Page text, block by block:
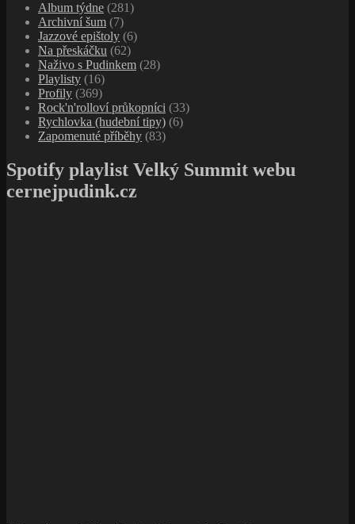
Album týdne (281)
Archivní šum (7)
Jazzové epištoly (6)
Na přeskáčku (62)
Naživo s Pudinkem (28)
Playlisty (16)
Profily (369)
Rock'n'rolloví průkopníci (33)
Rychlovka (hudební tipy) (6)
Zapomenuté příběhy (83)
Spotify playlist Velký Summit webu
cernejpudink.cz